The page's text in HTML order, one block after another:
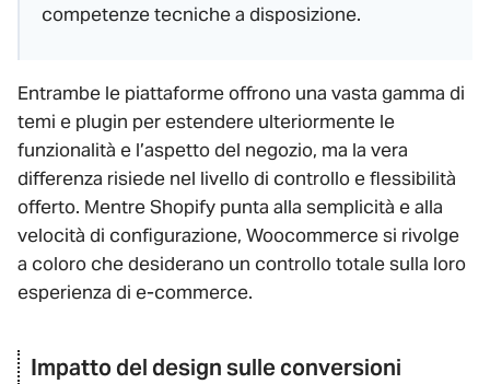
competenze tecniche a disposizione.
Entrambe le piattaforme offrono una vasta gamma di
temi e plugin per estendere ulteriormente le
funzionalità e l’aspetto del negozio, ma la vera
differenza risiede nel livello di controllo e flessibilità
offerto. Mentre Shopify punta alla semplicità e alla
velocità di configurazione, Woocommerce si rivolge
a coloro che desiderano un controllo totale sulla loro
esperienza di e-commerce.
Impatto del design sulle conversioni